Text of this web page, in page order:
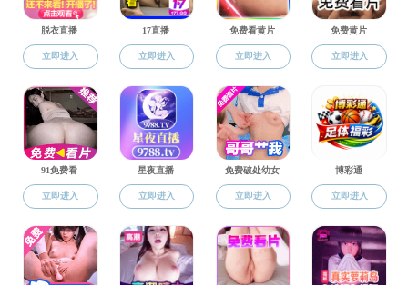
师资概况
专家人才
教师队伍（职称）
教师队伍（系）
您的位置: 黄色直
博士生导师
吕典秋
王楠